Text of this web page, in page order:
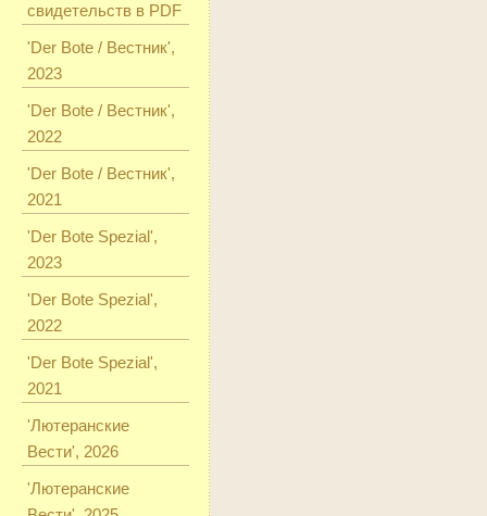
свидетельств в PDF
'Der Bote / Вестник',
2023
'Der Bote / Вестник',
2022
'Der Bote / Вестник',
2021
'Der Bote Spezial',
2023
'Der Bote Spezial',
2022
'Der Bote Spezial',
2021
'Лютеранские
Вести', 2026
'Лютеранские